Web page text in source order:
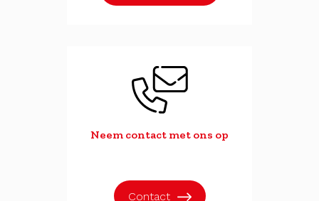
Neem contact met ons op
Contact